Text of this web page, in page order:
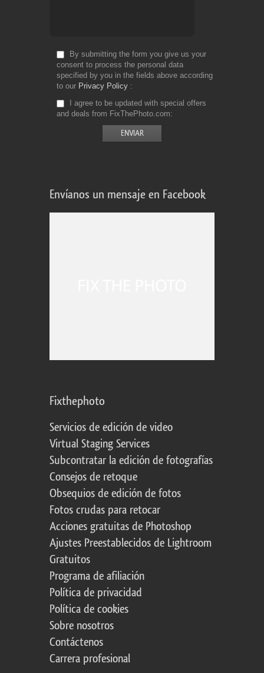
By submitting the form you give us your
consent to process the personal data
specified by you in the fields above according
to our Privacy Policy
I agree to be updated with special offers
and deals from FixThePhoto.com
Envíanos un mensaje en Facebook
Fixthephoto
Servicios de edición de video
Virtual Staging Services
Subcontratar la edición de fotografías
Consejos de retoque
Obsequios de edición de fotos
Fotos crudas para retocar
Acciones gratuitas de Photoshop
Ajustes Preestablecidos de Lightroom
Gratuitos
Programa de afiliación
Política de privacidad
Política de cookies
Sobre nosotros
Contáctenos
Carrera profesional